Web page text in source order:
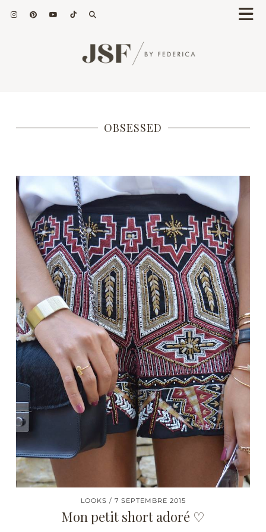
OBSESSED
LOOKS 7 SEPTEMBRE 2015
Mon petit short adoré ♡